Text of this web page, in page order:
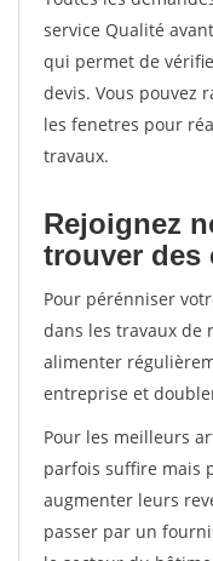
service Qualité
qui permet de
devis. Vous pouvez
les fenetres pour
travaux.
Rejoignez
trouver des
Pour pérénniser
dans les travaux de
alimenter
entreprise et
Pour les meilleurs
parfois suffire mais
augmenter leurs
passer par un